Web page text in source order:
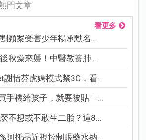
門文章
看更多
頸案受害少年楊承勳名...
秋燥來襲！中醫教養肺...
謝怡芬虎媽模式禁3C，看...
手機給孩子，就要被貼「...
不想或不敢生二胎？這8...
阿托品近視控制眼藥水納...